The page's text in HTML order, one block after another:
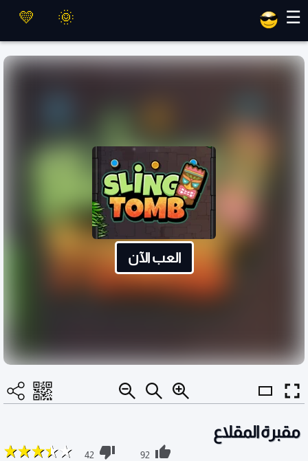
☰
العب الآن
مقبرة المقلاع
92
42